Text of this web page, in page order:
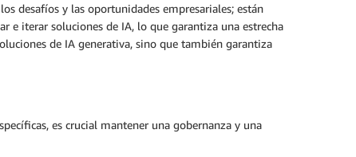
desafíos y las oportunidades empresariales; están
e iterar soluciones de IA, lo que garantiza una estrecha
de IA generativa, sino que también garantiza
es crucial mantener una gobernanza y una